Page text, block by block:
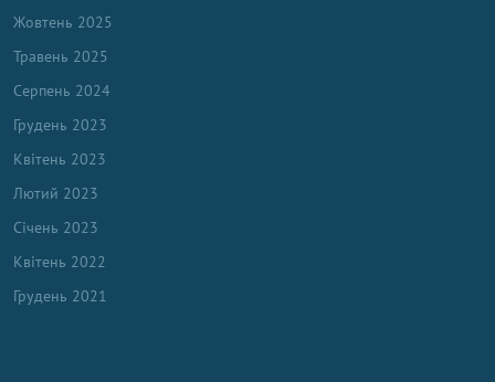
Жовтень 2025
Травень 2025
Серпень 2024
Грудень 2023
Квітень 2023
Лютий 2023
Січень 2023
Квітень 2022
Грудень 2021